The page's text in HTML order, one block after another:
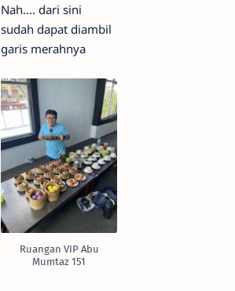
Nah.... dari sini
sudah dapat diambil
garis merahnya
Ruangan VIP Abu
Mumtaz 151